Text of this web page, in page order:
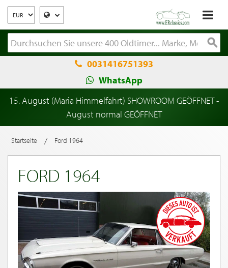
0031416751393
WhatsApp
15. August (Maria Himmelfahrt) SHOWROOM GEÖFFNET -
August normal GEÖFFNET
Startseite / Ford 1964
FORD 1964